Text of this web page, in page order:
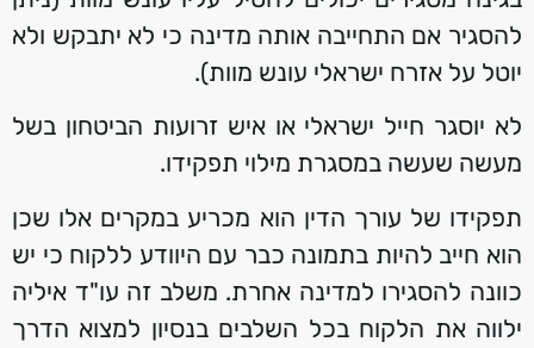
להסגיר אם התחייבה אותה מדינה כי לא יתבקש ולא
יוטל על אזרח ישראלי עונש מוות).
לא יוסגר חייל ישראלי או איש זרועות הביטחון בשל
מעשה שעשה במסגרת מילוי תפקידו.
תפקידו של עורך הדין הוא מכריע במקרים אלו שכן
הוא חייב להיות בתמונה כבר עם היוודע ללקוח כי יש
כוונה להסגירו למדינה אחרת. משלב זה עו"ד איליה
ילווה את הלקוח בכל השלבים בנסיון למצוא הדרך